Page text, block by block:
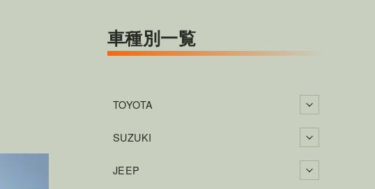
車種別一覧
TOYOTA
SUZUKI
JEEP